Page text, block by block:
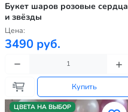
Букет шаров розовые сердца
и звёзды
Цена:
3490 руб.
Купить
ЦВЕТА НА ВЫБОР